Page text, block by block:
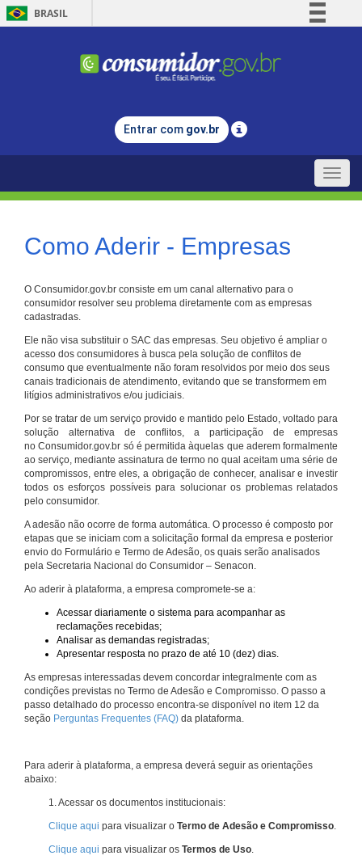
BRASIL
Comunica BR
Legislação
Entrar com gov.br
Toggle
Como Aderir - Empresas
O Consumidor.gov.br consiste em um canal alternativo para o
consumidor resolver seu problema diretamente com as empresas
cadastradas.
Ele não visa substituir o SAC das empresas. Seu objetivo é ampliar o
acesso dos consumidores à busca pela solução de conflitos de
consumo que eventualmente não foram resolvidos por meio dos seus
canais tradicionais de atendimento, evitando que se transformem em
litígios administrativos e/ou judiciais.
Por se tratar de um serviço provido e mantido pelo Estado, voltado para
solução alternativa de conflitos, a participação de empresas
no Consumidor.gov.br só é permitida àquelas que aderem formalmente
ao serviço, mediante assinatura de termo no qual aceitam uma série de
compromissos, entre eles, a obrigação de conhecer, analisar e investir
todos os esforços possíveis para solucionar os problemas relatados
pelo consumidor.
A adesão não ocorre de forma automática. O processo é composto por
etapas que se iniciam com a solicitação formal da empresa e posterior
envio do Formulário e Termo de Adesão, os quais serão analisados
pela Secretaria Nacional do Consumidor – Senacon.
Ao aderir à plataforma, a empresa compromete-se a:
Acessar diariamente o sistema para acompanhar as
reclamações recebidas;
Analisar as demandas registradas;
Apresentar resposta no prazo de até 10 (dez) dias.
As empresas interessadas devem concordar integralmente com as
condições previstas no Termo de Adesão e Compromisso. O passo a
passo detalhado do processo encontra-se disponível no item 12 da
seção Perguntas Frequentes (FAQ) da plataforma.
Para aderir à plataforma, a empresa deverá seguir as orientações
abaixo:
1. Acessar os documentos institucionais:
Clique aqui para visualizar o Termo de Adesão e Compromisso.
Clique aqui para visualizar os Termos de Uso.